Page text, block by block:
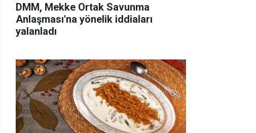
DMM, Mekke Ortak Savunma
Anlaşması'na yönelik iddiaları
yalanladı